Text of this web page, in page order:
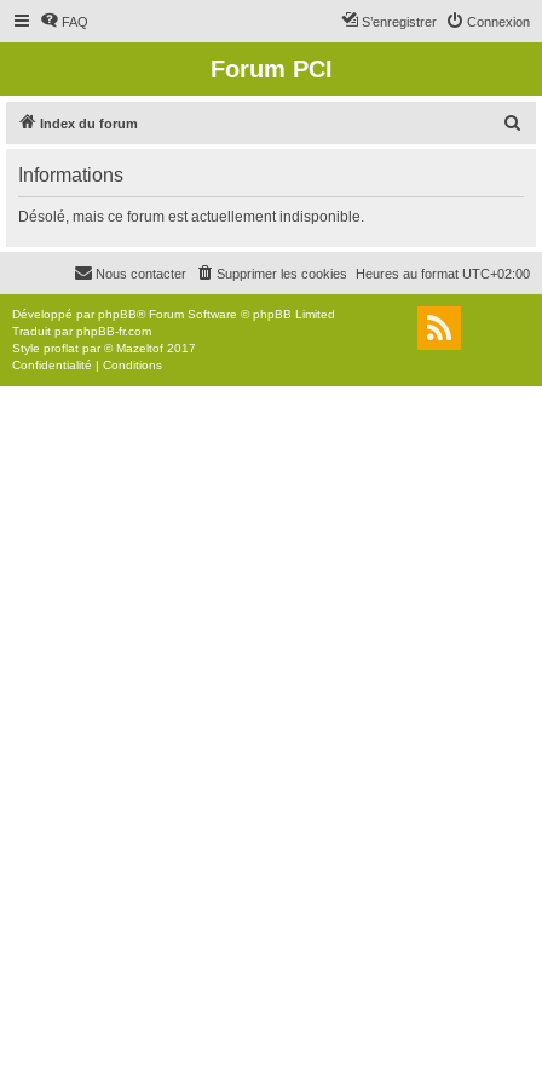
FAQ Connexion
S’enregistrer
Forum PCI
Index du forum
r
c
r
Informations
Désolé, mais ce forum est actuellement indisponible.
Heures au format UTC+02:00
Supprimer les cookies
Nous contacter
Développé parphpBB® Forum Software © phpBB Limited
Traduit parphpBB-fr.com
Style proflat par ©Mazeltof 2017
Confidentialité | Conditions